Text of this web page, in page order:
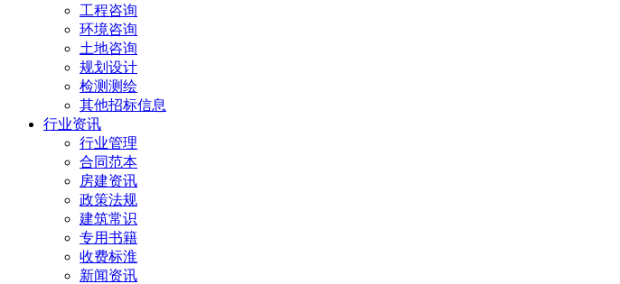
工程咨询
环境咨询
土地咨询
规划设计
检测测绘
其他招标信息
行业资讯
行业管理
合同范本
房建资讯
政策法规
建筑常识
专用书籍
收费标淮
新闻资讯